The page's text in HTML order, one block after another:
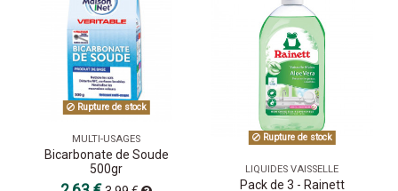
Rupture de stock
MULTI-USAGES
Bicarbonate de Soude
500gr
Rupture de stock
LIQUIDES VAISSELLE
Pack de 3 - Rainett